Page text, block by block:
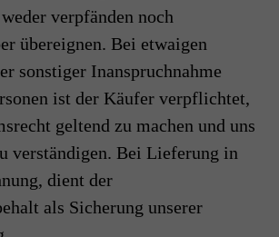
verpfänden noch
übereignen. Bei etwaigen
sonstiger Inanspruchnahme
ist der Käufer verpflichtet,
geltend zu machen und uns
verständigen. Bei Lieferung in
dient der
als Sicherung unserer